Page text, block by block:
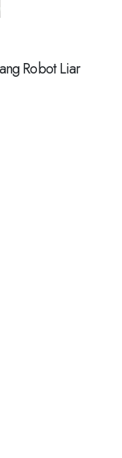
Robot Liar